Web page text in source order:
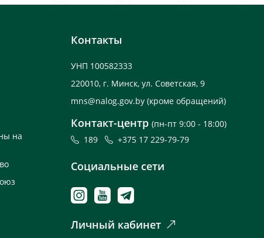
на
Контакты
УНП 100582333
220010, г. Минск, ул. Советская, 9
mns@nalog.gov.by (кроме обращений)
Контакт-центр (пн-пт 9:00 - 18:00)
189
+375 17 229-79-79
Социальные сети
Личный кабинет